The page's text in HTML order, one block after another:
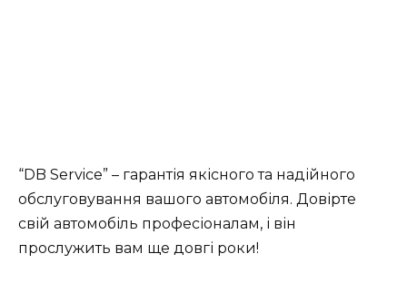
“DB Service” – гарантія якісного та надійного
обслуговування вашого автомобіля. Довірте
свій автомобіль професіоналам, і він
прослужить вам ще довгі роки!